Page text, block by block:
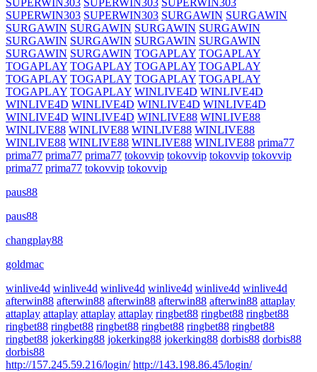
SUPERWIN303 SUPERWIN303 SUPERWIN303
SUPERWIN303 SUPERWIN303 SURGAWIN SURGAWIN
SURGAWIN SURGAWIN SURGAWIN SURGAWIN
SURGAWIN SURGAWIN SURGAWIN SURGAWIN
SURGAWIN SURGAWIN TOGAPLAY TOGAPLAY
TOGAPLAY TOGAPLAY TOGAPLAY TOGAPLAY
TOGAPLAY TOGAPLAY TOGAPLAY TOGAPLAY
TOGAPLAY TOGAPLAY WINLIVE4D WINLIVE4D
WINLIVE4D WINLIVE4D WINLIVE4D WINLIVE4D
WINLIVE4D WINLIVE4D WINLIVE88 WINLIVE88
WINLIVE88 WINLIVE88 WINLIVE88 WINLIVE88
WINLIVE88 WINLIVE88 WINLIVE88 WINLIVE88 prima77
prima77 prima77 prima77 tokovvip tokovvip tokovvip tokovvip
prima77 prima77 tokovvip tokovvip
paus88
paus88
changplay88
goldmac
winlive4d winlive4d winlive4d winlive4d winlive4d winlive4d
afterwin88 afterwin88 afterwin88 afterwin88 afterwin88 attaplay
attaplay attaplay attaplay attaplay ringbet88 ringbet88 ringbet88
ringbet88 ringbet88 ringbet88 ringbet88 ringbet88 ringbet88
ringbet88 jokerking88 jokerking88 jokerking88 dorbis88 dorbis88
dorbis88
http://157.245.59.216/login/ http://143.198.86.45/login/